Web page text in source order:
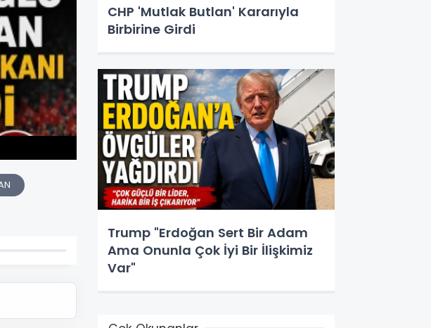
CHP 'Mutlak Butlan' Kararıyla
Birbirine Girdi
Trump "Erdoğan Sert Bir Adam
Ama Onunla Çok İyi Bir İlişkimiz
Var"